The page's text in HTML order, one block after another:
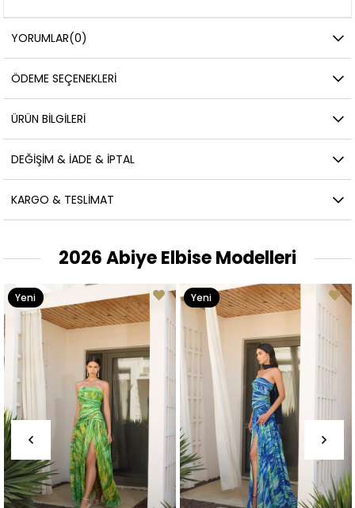
YORUMLAR(0)
ÖDEME SEÇENEKLERI
ÜRÜN BILGILERI
DEĞIŞIM & İADE & İPTAL
KARGO & TESLIMAT
2026 Abiye Elbise Modelleri
Yeni
Ürün
Yeni
Ürün